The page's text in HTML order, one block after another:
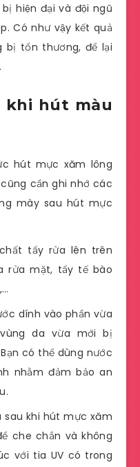
hiện đại và đội ngũ
Có như vậy kết quả
bị tổn thương, để lại
khi hút màu
hút mực xăm lông
cần ghi nhớ các
mày sau hút mực
tẩy rửa lên trên
rửa mặt, tẩy tế bào
dính vào phần vừa
da vừa mới bị
có thể dùng nước
nhằm đảm bảo an
sau khi hút mực xăm
che chắn và không
với tia UV có trong